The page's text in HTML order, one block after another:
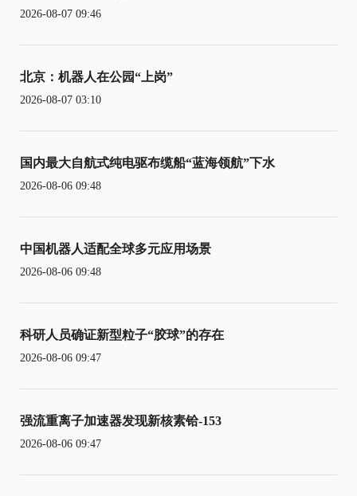
2026-08-07 09:46
北京：机器人在公园“上岗”
2026-08-07 03:10
国内最大自航式纯电驱布缆船“蓝海领航”下水
2026-08-06 09:48
中国机器人适配全球多元应用场景
2026-08-06 09:48
科研人员确证新型粒子“胶球”的存在
2026-08-06 09:47
强流重离子加速器发现新核素铪-153
2026-08-06 09:47